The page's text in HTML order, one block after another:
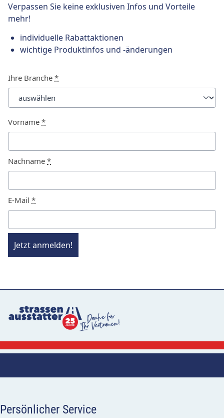
Verpassen Sie keine exklusiven Infos und Vorteile
mehr!
individuelle Rabattaktionen
wichtige Produktinfos und -änderungen
Ihre Branche *
Vorname *
Nachname *
E-Mail *
Jetzt anmelden!
Persönlicher Service